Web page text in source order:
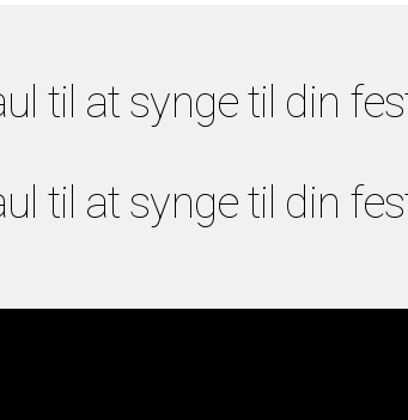
til at synge til din
til at synge til din